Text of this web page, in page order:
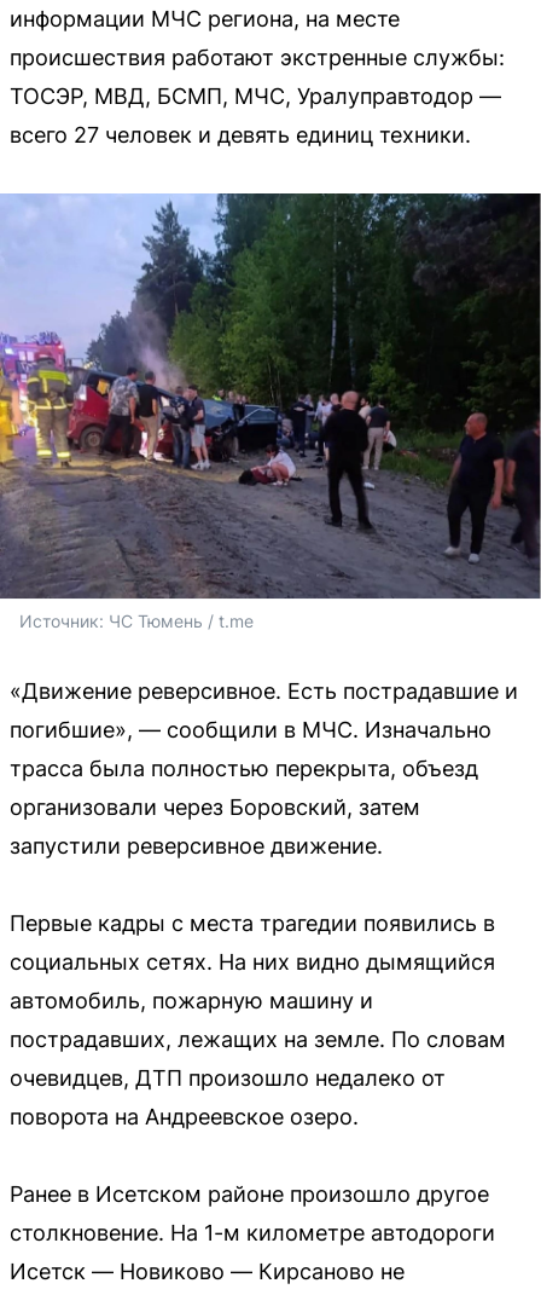
информации МЧС региона, на месте
происшествия работают экстренные службы:
ТОСЭР, МВД, БСМП, МЧС, Уралуправтодор —
всего 27 человек и девять единиц техники.
Источник: ЧС Тюмень / t.me
«Движение реверсивное. Есть пострадавшие и
погибшие», — сообщили в МЧС. Изначально
трасса была полностью перекрыта, объезд
организовали через Боровский, затем
запустили реверсивное движение.
Первые кадры с места трагедии появились в
социальных сетях. На них видно дымящийся
автомобиль, пожарную машину и
пострадавших, лежащих на земле. По словам
очевидцев, ДТП произошло недалеко от
поворота на Андреевское озеро.
Ранее в Исетском районе произошло другое
столкновение. На 1-м километре автодороги
Исетск — Новиково — Кирсаново не